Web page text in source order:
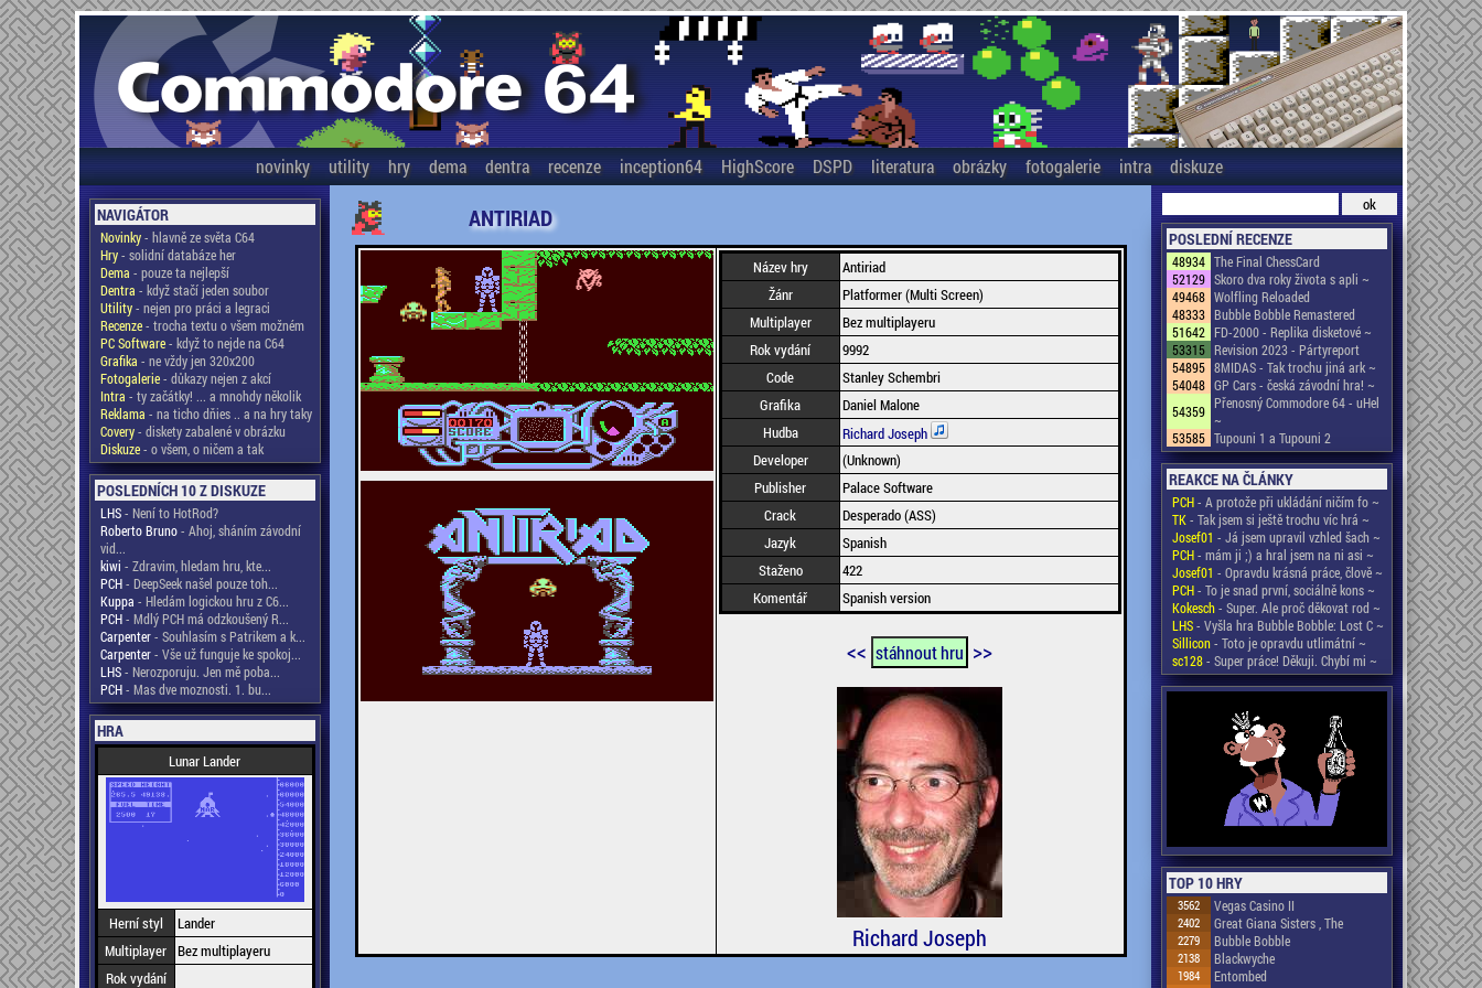
novinky utility hry dema dentra recenze inception64 HighScore DSPD literatura obrázky fotogalerie intra diskuze
NAVIGÁTOR
Novinky- hlavně ze světa C64
Hry- solidní databáze her
Dema - pouze ta nejlepší
Dentra - když stačí jeden soubor
Utility- nejen pro práci a legraci
Recenze- trocha textu o všem možném
PC Software- když to nejde na C64
Grafika - ne vždy jen 320x200
Fotogalerie- důkazy nejen z akcí
Intra - ty začátky! ... a mnohdy několik
Reklama - na ticho dňies .. a na hry taky
Covery- diskety zabalené v obrázku
Diskuze- o všem, o ničem a tak
POSLEDNÍCH 10 Z DISKUZE
LHS- Není to HotRod?
Roberto Bruno- Ahoj, sháním závodní
vid...
kiwi - Zdravim, hledam hru, kte...
PCH- DeepSeek našel pouze toh...
Kuppa - Hledám logickou hru z C6...
PCH- Mdlý PCH má odzkoušený R...
Carpenter- Souhlasím s Patrikem a k...
Carpenter- Vše už funguje ke spokoj...
LHS- Nerozporuju. Jen mě poba...
PCH- Mas dve moznosti. 1. bu...
HRA
Lunar Lander
Herní styl
Lander
Multiplayer Bez multiplayeru
Rok vydání
ANTIRIAD
Název hry
Antiriad
Žánr
Platformer (Multi Screen)
Multiplayer
Bez multiplayeru
Rok vydání
9992
Code
Stanley Schembri
Grafika
Daniel Malone
Hudba
Richard Joseph
Developer
(Unknown)
Publisher
Palace Software
Crack
Desperado (ASS)
Jazyk
Spanish
Staženo
422
Komentář
Spanish version
<< stáhnout hru >>
Richard Joseph
POSLEDNÍ RECENZE
48934 The Final ChessCard
52129 Skoro dva roky života s apli ~
49468 Wolfling Reloaded
48333 Bubble Bobble Remastered
51642 FD-2000 - Replika disketové ~
53315 Revision 2023 - Pártyreport
54895 8MIDAS - Tak trochu jiná ark ~
54048 GP Cars - česká závodní hra! ~
54359 Přenosný Commodore 64 - uHel
~
53585 Tupouni 1 a Tupouni 2
REAKCE NA ČLÁNKY
PCH- A protože při ukládání ničím fo ~
TK- Tak jsem si ještě trochu víc hrá ~
Josef01 - Já jsem upravil vzhled šach ~
PCH- mám ji ;) a hral jsem na ni asi ~
Josef01 - Opravdu krásná práce, člově ~
PCH- To je snad první, sociálně kons ~
Kokesch- Super. Ale proč děkovat rod ~
LHS- Vyšla hra Bubble Bobble: Lost C ~
Sillicon- Toto je opravdu utlimátní ~
sc128- Super práce! Děkuji. Chybí mi ~
TOP 10 HRY
3562 Vegas Casino II
2402 Great Giana Sisters , The
2279 Bubble Bobble
2138 Blackwyche
1984 Entombed